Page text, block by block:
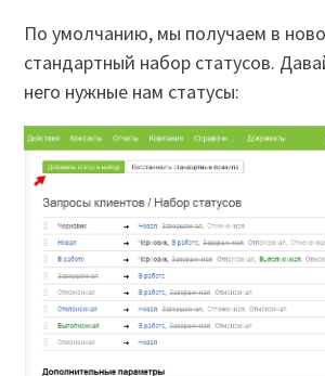
По умолчанию, мы получаем в
стандартный набор статусов.
него нужные нам статусы: